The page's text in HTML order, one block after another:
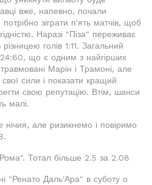
вже, напевно, почали
зіграти п'ять матчів, щоб
Наразі "Піза" переживає
голів 1:11. Загальний
що є одним з найгірших
травмовані Марін і Трамоні, але
сили і показати кращий
свою репутацію. Втім, шанси
малі.
але ризикнемо і повіримо
Тотал більше 2.5 за 2.08
"Ренато Даль'Ара" в суботу о